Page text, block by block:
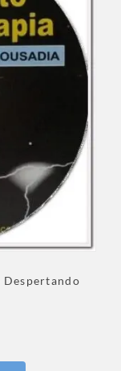
Despertando